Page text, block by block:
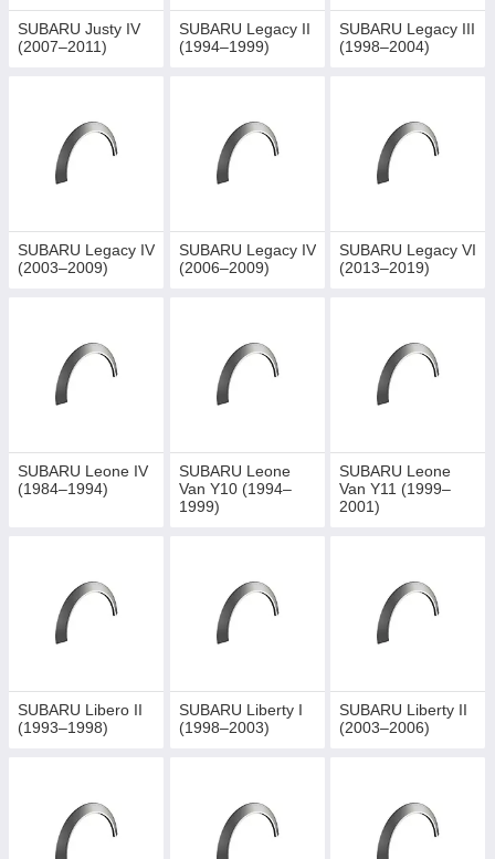
SUBARU Justy IV
(2007–2011)
SUBARU Legacy II
(1994–1999)
SUBARU Legacy III
(1998–2004)
SUBARU Legacy IV
(2003–2009)
SUBARU Legacy IV
(2006–2009)
SUBARU Legacy VI
(2013–2019)
SUBARU Leone IV
(1984–1994)
SUBARU Leone
Van Y10 (1994–
1999)
SUBARU Leone
Van Y11 (1999–
2001)
SUBARU Libero II
(1993–1998)
SUBARU Liberty I
(1998–2003)
SUBARU Liberty II
(2003–2006)